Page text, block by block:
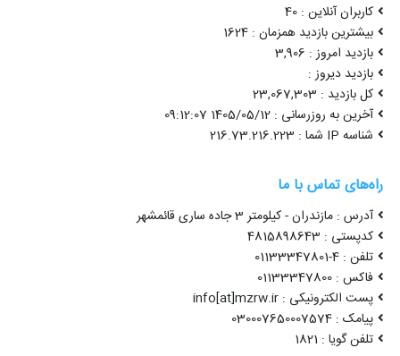
کاربران آنلاین : 40
بیشترین بازدید همزمان : 1624
بازدید امروز : 3,906
بازدید دیروز :
کل بازدید : 23,067,303
آخرین به روزرسانی : 1405/05/12 09:12:07
شناسه IP شما : 216.73.216.223
راه‌های تماس با ما
آدرس : مازندران - کیلومتر 3 جاده ساری قائمشهر
کدپستی : 4815898643
تلفن : 4-01133347801
فاکس : 01133347800
پست الکترونیکی : info[at]mzrw.ir
پیامک : 030007650007574
تلفن گویا : 1821